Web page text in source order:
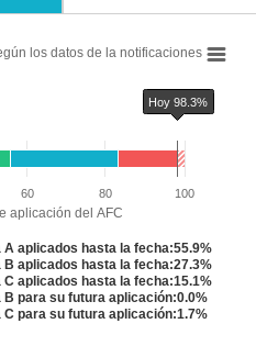
los datos de la notificaciones
de los compromisos de aplicación del
aplicación del AFC
los datos de la notificaciones
Hoy 98.3%
aplicados hasta la fecha:55.9%
aplicados hasta la fecha:27.3%
aplicados hasta la fecha:15.1%
para su futura aplicación:0.0%
para su futura aplicación:1.7%
60 80 100